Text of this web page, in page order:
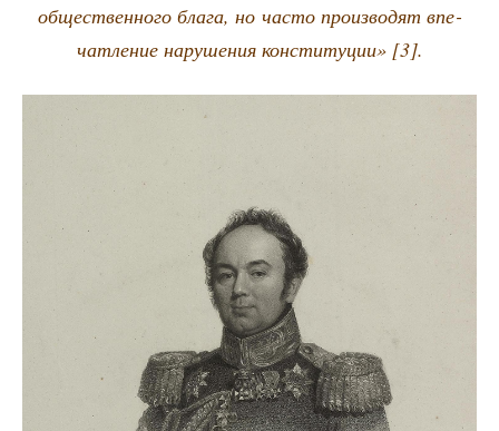
обще­ствен­но­го бла­га, но часто про­из­во­дят впе­
чат­ле­ние нару­ше­ния кон­сти­ту­ции» [3].